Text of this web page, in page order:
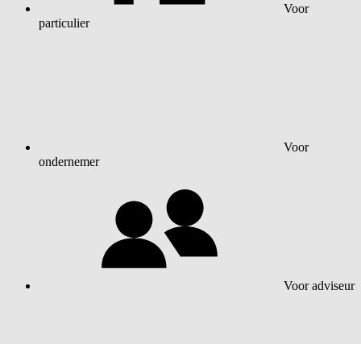
Voor
particulier
Voor
ondernemer
Voor adviseur